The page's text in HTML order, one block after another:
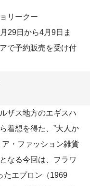
リークー
29日から4月9日ま
で予約販売を受け付
ザス地方のエギスハ
着想を得た、”大人か
・ファッション雑貨
なる今回は、フラワ
たエプロン（1969